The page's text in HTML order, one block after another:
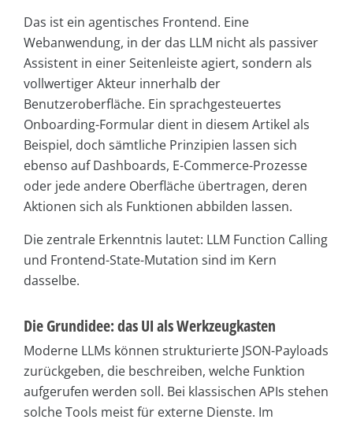
Das ist ein agentisches Frontend. Eine
Webanwendung, in der das LLM nicht als passiver
Assistent in einer Seitenleiste agiert, sondern als
vollwertiger Akteur innerhalb der
Benutzeroberfläche. Ein sprachgesteuertes
Onboarding-Formular dient in diesem Artikel als
Beispiel, doch sämtliche Prinzipien lassen sich
ebenso auf Dashboards, E-Commerce-Prozesse
oder jede andere Oberfläche übertragen, deren
Aktionen sich als Funktionen abbilden lassen.
Die zentrale Erkenntnis lautet: LLM Function Calling
und Frontend-State-Mutation sind im Kern
dasselbe.
Die Grundidee: das UI als Werkzeugkasten
Moderne LLMs können strukturierte JSON-Payloads
zurückgeben, die beschreiben, welche Funktion
aufgerufen werden soll. Bei klassischen APIs stehen
solche Tools meist für externe Dienste. Im